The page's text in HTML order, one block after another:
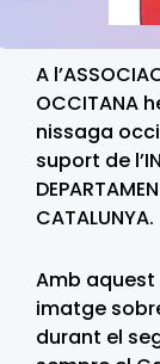
A
OCCITANA
nissaga
suport de
CATALUNYA.
Amb
imatge
durant el